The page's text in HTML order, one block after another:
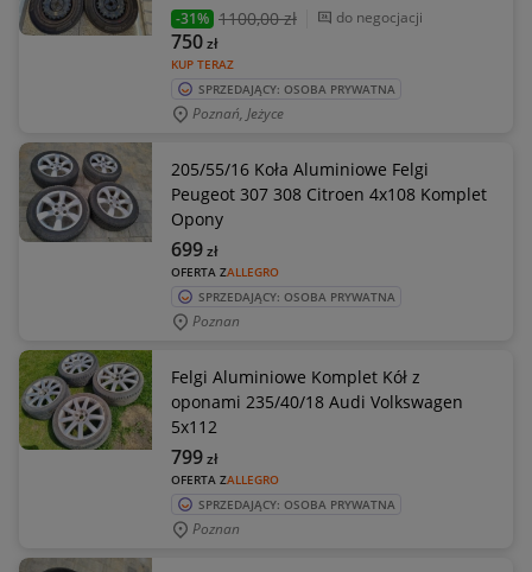
-31% 1100,00 zł do negocjacji
KUP TERAZ
750zł
SPRZEDAJĄCY: OSOBA PRYWATNA
Poznań, Jeżyce
205/55/16 Koła Aluminiowe Felgi
Peugeot 307 308 Citroen 4x108 Komplet
Opony
OFERTA ZALLEGRO
699zł
SPRZEDAJĄCY: OSOBA PRYWATNA
Poznan
Felgi Aluminiowe Komplet Kół z
oponami 235/40/18 Audi Volkswagen
5x112
OFERTA ZALLEGRO
799zł
SPRZEDAJĄCY: OSOBA PRYWATNA
Poznan